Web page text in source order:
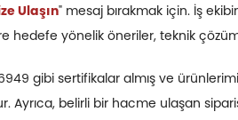
Ulaşın" mesaj bırakmak için. İş
hedefe yönelik öneriler, teknik
gibi sertifikalar almış ve
Ayrıca, belirli bir hacme ulaşan